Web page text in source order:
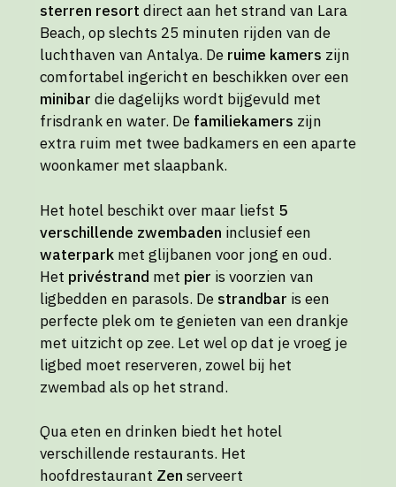
sterren resort direct aan het strand van Lara
Beach, op slechts 25 minuten rijden van de
luchthaven van Antalya. De ruime kamers zijn
comfortabel ingericht en beschikken over een
minibar die dagelijks wordt bijgevuld met
frisdrank en water. De familiekamers zijn
extra ruim met twee badkamers en een aparte
woonkamer met slaapbank.
Het hotel beschikt over maar liefst 5
verschillende zwembaden inclusief een
waterpark met glijbanen voor jong en oud.
Het privéstrand met pier is voorzien van
ligbedden en parasols. De strandbar is een
perfecte plek om te genieten van een drankje
met uitzicht op zee. Let wel op dat je vroeg je
ligbed moet reserveren, zowel bij het
zwembad als op het strand.
Qua eten en drinken biedt het hotel
verschillende restaurants. Het
hoofdrestaurant Zen serveert